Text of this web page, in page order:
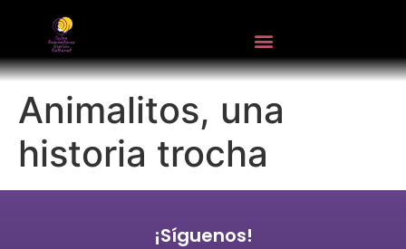
Animalitos, una
historia trocha
¡Síguenos!